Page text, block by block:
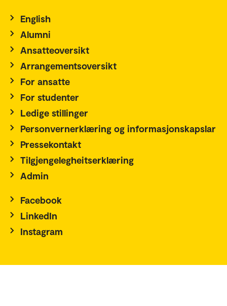
English
Alumni
Ansatteoversikt
Arrangementsoversikt
For ansatte
For studenter
Ledige stillinger
Personvernerklæring og informasjonskapslar
Pressekontakt
Tilgjengelegheitserklæring
Admin
Facebook
LinkedIn
Instagram